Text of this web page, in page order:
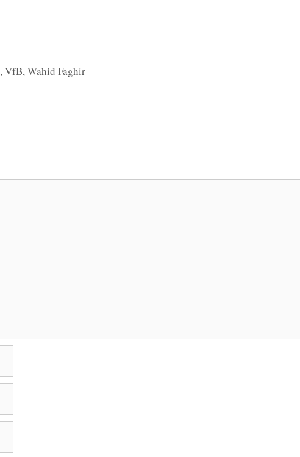
,VfB,Wahid Faghir